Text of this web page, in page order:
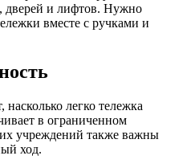
дверей и лифтов. Нужно
вместе с ручками и
легко тележка
в ограниченном
учреждений также важны
ход.